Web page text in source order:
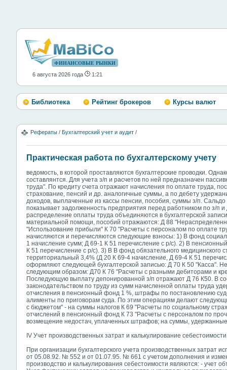
ФИНАНСОВЫЕ РЫНКИ
6 августа 2026 года 1:21
Библиотека Рейтинг брокеров Курсы валют
Рефераты / Бухгалтерский учет и аудит /
Практическая работа по бухгалтерскому учету
ведомость, в которой проставляются бухгалтерские проводки.
составлянтся. Для учета з/п и расчетов по ней предназначен
труда". По кредиту счета отражают начисления по оплате труда,
страхование, пенсий и др. аналогичные суммы, а по дебету
доходов, выплаченные из кассы пенсии, пособия, суммы з/п. Сальдо
показывает задолженность предприятия перед работником по з/п
распределение оплаты труда объединяются в бухгалтерской
материальной помощи, пособий отражаются: Д 88
"Использование прибыли" К 70 "Расчеты с персоналом по оплате
начисляются и перечисляются следующие взносы: 1) В фонд
1 начисление сумм; Д 69-1 К 51 перечисление с р/с). 2) В
К 51 перечисление с р/с). 3) В В фонд обязательного медицинского
территориальный 3,4% (Д 20 К 69-4 начисление, Д 69-4 К 51
оформляют следующей бухгалтерской записью: Д 70 К 50 "Касса".
следующим образом: Д70 К 76 "Расчеты с разными дебиторами и
Последующую выплату депонированной з/п отражают Д 76 К50. В
законодательством по труду из сумм начисленной оплаты труда
отчисления в пенсионный фонд 1 %, штрафы по постановлению
алименты по приговорам суда. По этим операциям делают
с бюджетом" - на суммы налогов К 69 "Расчеты по социальному
отчислений в пенсионный фонд К 73 "Расчеты с персоналом по
возмещение недостач, уплаченных штрафов; на суммы,
IV Учет производственных затрат и калькулирование
При организации бухгалтерского учета производственных затрат
от 05.08.92. № 552 и от 01.07.95. № 661 с учетом дополнения и
производство и калькулирования себестоимости являются: - учет